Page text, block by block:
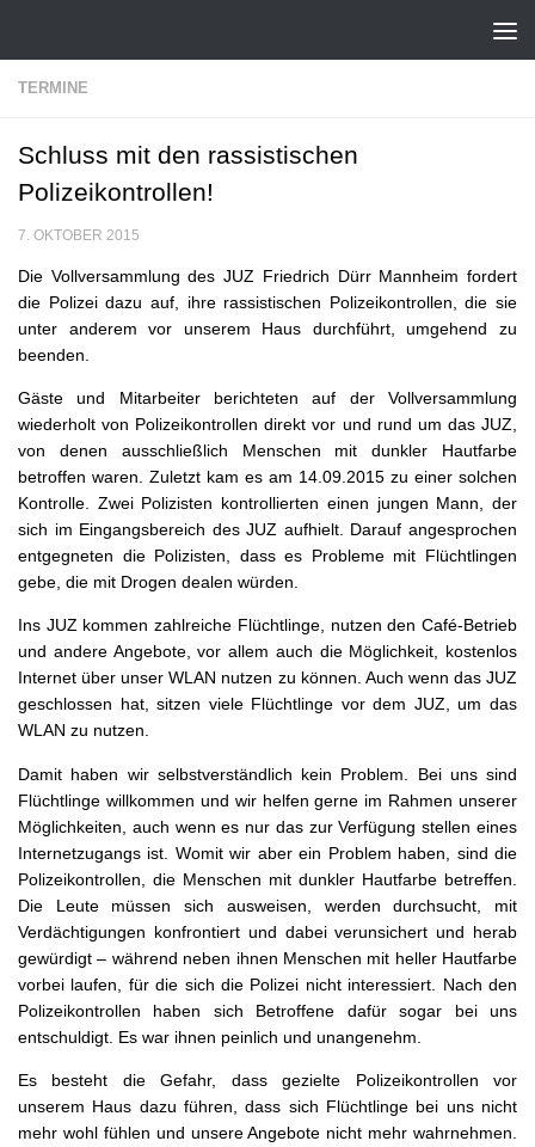
TERMINE
Schluss mit den rassistischen
Polizeikontrollen!
7. OKTOBER 2015
Die Vollversammlung des JUZ Friedrich Dürr Mannheim fordert
die Polizei dazu auf, ihre rassistischen Polizeikontrollen, die sie
unter anderem vor unserem Haus durchführt, umgehend zu
beenden.
Gäste und Mitarbeiter berichteten auf der Vollversammlung
wiederholt von Polizeikontrollen direkt vor und rund um das JUZ,
von denen ausschließlich Menschen mit dunkler Hautfarbe
betroffen waren. Zuletzt kam es am 14.09.2015 zu einer solchen
Kontrolle. Zwei Polizisten kontrollierten einen jungen Mann, der
sich im Eingangsbereich des JUZ aufhielt. Darauf angesprochen
entgegneten die Polizisten, dass es Probleme mit Flüchtlingen
gebe, die mit Drogen dealen würden.
Ins JUZ kommen zahlreiche Flüchtlinge, nutzen den Café-Betrieb
und andere Angebote, vor allem auch die Möglichkeit, kostenlos
Internet über unser WLAN nutzen zu können. Auch wenn das JUZ
geschlossen hat, sitzen viele Flüchtlinge vor dem JUZ, um das
WLAN zu nutzen.
Damit haben wir selbstverständlich kein Problem. Bei uns sind
Flüchtlinge willkommen und wir helfen gerne im Rahmen unserer
Möglichkeiten, auch wenn es nur das zur Verfügung stellen eines
Internetzugangs ist. Womit wir aber ein Problem haben, sind die
Polizeikontrollen, die Menschen mit dunkler Hautfarbe betreffen.
Die Leute müssen sich ausweisen, werden durchsucht, mit
Verdächtigungen konfrontiert und dabei verunsichert und herab
gewürdigt – während neben ihnen Menschen mit heller Hautfarbe
vorbei laufen, für die sich die Polizei nicht interessiert. Nach den
Polizeikontrollen haben sich Betroffene dafür sogar bei uns
entschuldigt. Es war ihnen peinlich und unangenehm.
Es besteht die Gefahr, dass gezielte Polizeikontrollen vor
unserem Haus dazu führen, dass sich Flüchtlinge bei uns nicht
mehr wohl fühlen und unsere Angebote nicht mehr wahrnehmen.